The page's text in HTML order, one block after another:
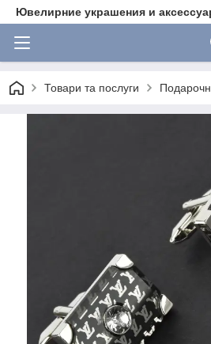
Ювелирние украшения и
Товари та послуги